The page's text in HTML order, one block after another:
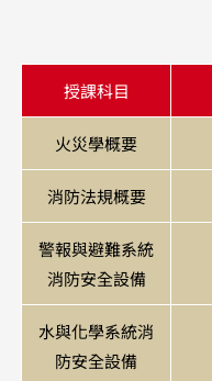
授課科目
火災學概要
消防法規概要
警報與避難系統
消防安全設備
水與化學系統消
防安全設備